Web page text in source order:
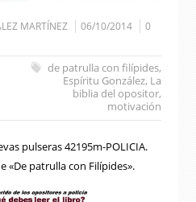
MARTÍNEZ 06/10/2014
0
de patrulla con filípides,
Espíritu González, La
biblia del opositor,
motivación
pulseras 42195m-POLICIA.
«De patrulla con Filípides».